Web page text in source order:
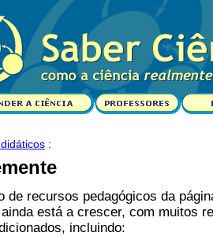
:
de recursos pedagógicos da
ainda está a crescer, com muitos
incluindo: